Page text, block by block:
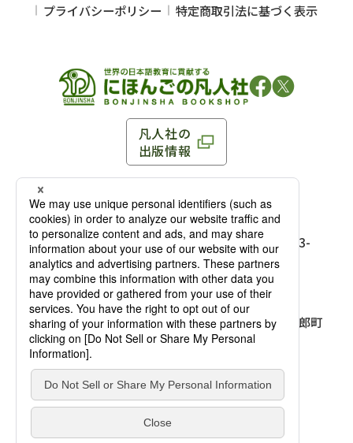
凡人社の本を見る
凡人社の
出版情報
〒102-0093 東京都千代田区平河町 1-3-13 8F
TEL：03-3263-3959／FAX：03-3263-3116
麹町店
〒102-0093 東京都千代田区平河町1-3-
13 8F［アクセス］
TEL：03-3239-8673／FAX：03-3263-
3116
大阪店
〒541-0056 大阪府大阪市中央区久太郎町
4-2-10
大西ビルディング 1階［
TEL：06-4256-2684／FAX：03-6733-
7887
プライバシーポリシー
特定商取引法に基づく表示
© Bonjinsha Co., LTD. All Rights Reserved.